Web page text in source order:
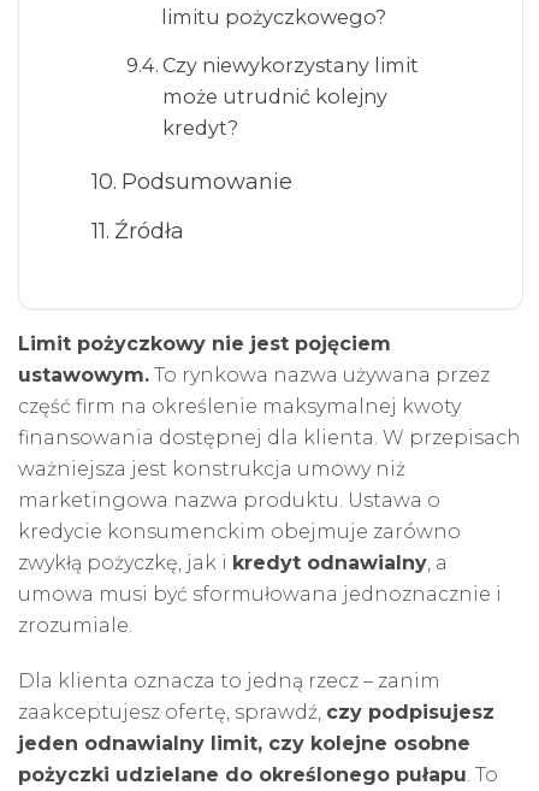
limitu pożyczkowego?
Czy niewykorzystany limit
może utrudnić kolejny
kredyt?
Podsumowanie
Źródła
Limit pożyczkowy nie jest pojęciem
ustawowym. To rynkowa nazwa używana przez
część firm na określenie maksymalnej kwoty
finansowania dostępnej dla klienta. W przepisach
ważniejsza jest konstrukcja umowy niż
marketingowa nazwa produktu. Ustawa o
kredycie konsumenckim obejmuje zarówno
zwykłą pożyczkę, jak i kredyt odnawialny , a
umowa musi być sformułowana jednoznacznie i
zrozumiale.
Dla klienta oznacza to jedną rzecz – zanim
zaakceptujesz ofertę, sprawdź, czy podpisujesz
jeden odnawialny limit, czy kolejne osobne
pożyczki udzielane do określonego pułapu . To